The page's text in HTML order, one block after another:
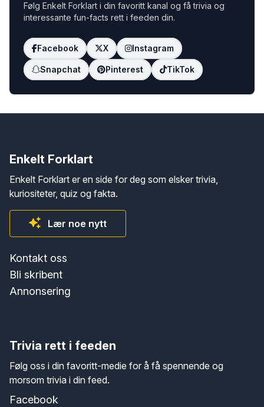
Følg Enkelt Forklart i din favoritt kanal og få trivia og
interessante fun-facts rett i feeden din.
Facebook X Instagram
Snapchat Pinterest TikTok
Enkelt Forklart
Enkelt Forklart er en side for deg som elsker trivia,
kuriositeter, quiz og fakta.
Lær noe nytt
Kontakt oss
Bli skribent
Annonsering
Trivia rett i feeden
Følg oss i din favoritt-medie for å få spennende og
morsom trivia i din feed.
Facebook